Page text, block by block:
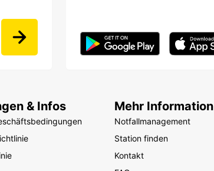
& Infos Mehr Information
Notfallmanagement
Station finden
Kontakt